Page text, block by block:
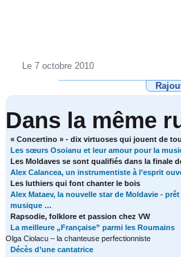
Le 7 octobre 2010
Dans la même
« Concertino » - dix virtuoses qui jouent de
Les sœurs Osoianu et leur amour pour la
Les Moldaves se sont qualifiés dans la finale
Alex Calancea, un instrumentiste à l’esprit
Les luthiers qui font chanter le bois
Alex Mataev, la nouvelle star de Moldavie -
musique …
Rapsodie, folklore et passion chez VW
La meilleure „Française” parmi les Roumains
Olga Ciolacu – la chanteuse perfectionniste
Décès d’une cantatrice